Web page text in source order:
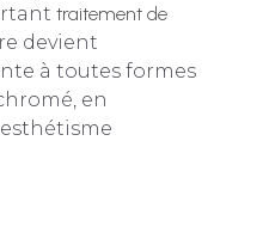
traitement de
devient
à toutes formes
en